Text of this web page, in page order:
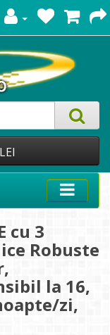
cu 3
Robuste
la 16,
zi,